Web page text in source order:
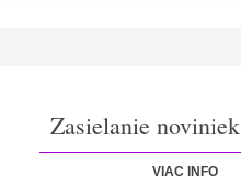
Zasielanie noviniek
VIAC INFO